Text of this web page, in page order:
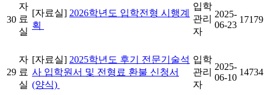
30
자
료
실
[자료실] 2026학년도 입학전형 시행계
획
입학
관리
자
2025-
06-23
17179
29
자
료
실
[자료실] 2025학년도 후기 전문기술석
사 입학원서 및 전형료 환불 신청서
(양식)
입학
관리
자
2025-
06-10
14734